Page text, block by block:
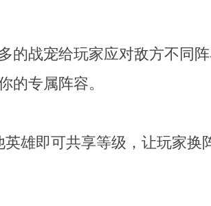
的战宠给玩家应对敌方不同
的专属阵容。
雄即可共享等级，让玩家